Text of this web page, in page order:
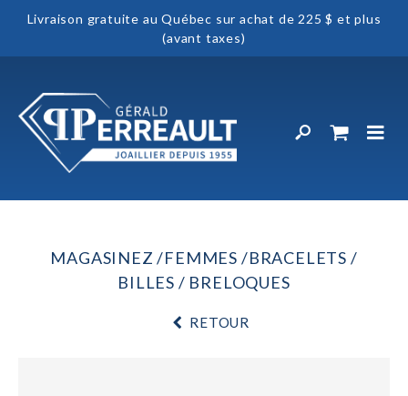
Livraison gratuite au Québec sur achat de 225 $ et plus
(avant taxes)
MAGASINEZ FEMMES
BRACELETS
BILLES / BRELOQUES
RETOUR